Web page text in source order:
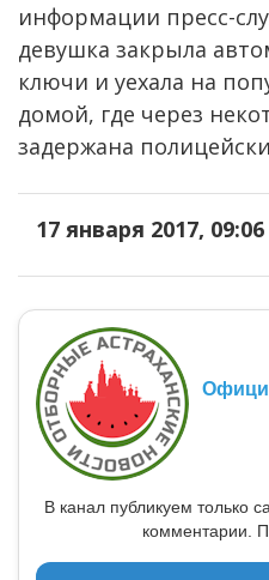
информации пресс-
девушка закрыла
ключи и уехала на
домой, где через
задержана
17 января 2017, 09:06
В канал публикуем только
комментарии.